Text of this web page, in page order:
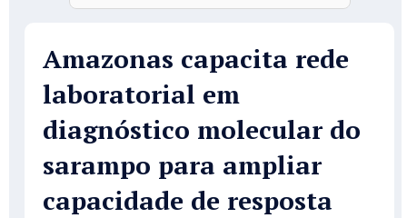
Amazonas capacita rede
laboratorial em
diagnóstico molecular do
sarampo para ampliar
capacidade de resposta